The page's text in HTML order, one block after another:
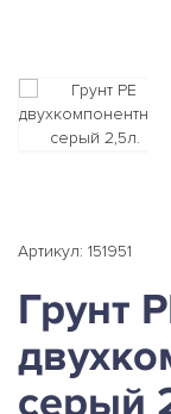
Артикул: 151951
Грунт
серый